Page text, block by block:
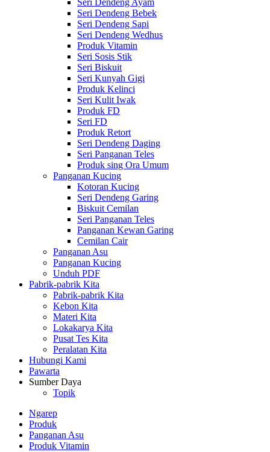
Seri Dendeng Ayam
Seri Dendeng Bebek
Seri Dendeng Sapi
Seri Dendeng Wedhus
Produk Vitamin
Seri Sosis Stik
Seri Biskuit
Seri Kunyah Gigi
Produk Kelinci
Seri Kulit Iwak
Produk FD
Seri FD
Produk Retort
Seri Dendeng Daging
Seri Panganan Teles
Produk sing Ora Umum
Panganan Kucing
Kotoran Kucing
Seri Dendeng Garing
Biskuit Cemilan
Seri Panganan Teles
Panganan Kewan Garing
Cemilan Cair
Panganan Asu
Panganan Kucing
Unduh PDF
Pabrik-pabrik Kita
Pabrik-pabrik Kita
Kebon Kita
Materi Kita
Lokakarya Kita
Pusat Tes Kita
Peralatan Kita
Hubungi Kami
Pawarta
Sumber Daya
Topik
Ngarep
Produk
Panganan Asu
Produk Vitamin